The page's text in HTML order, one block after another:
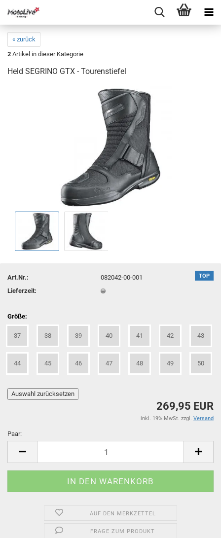
« zurück
2 Artikel in dieser Kategorie
Held SEGRINO GTX - Tourenstiefel
TOP
Art.Nr.:
082042-00-001
Lieferzeit:
Größe:
37 38 39 40 41 42 43
44 45 46 47 48 49 50
269,95 EUR
inkl. 19% MwSt. zzgl. Versand
Paar:
AUF DEN MERKZETTEL
FRAGE ZUM PRODUKT